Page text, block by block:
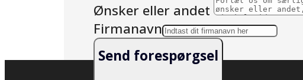
Ønsker eller andet
Firmanavn
Send forespørgsel